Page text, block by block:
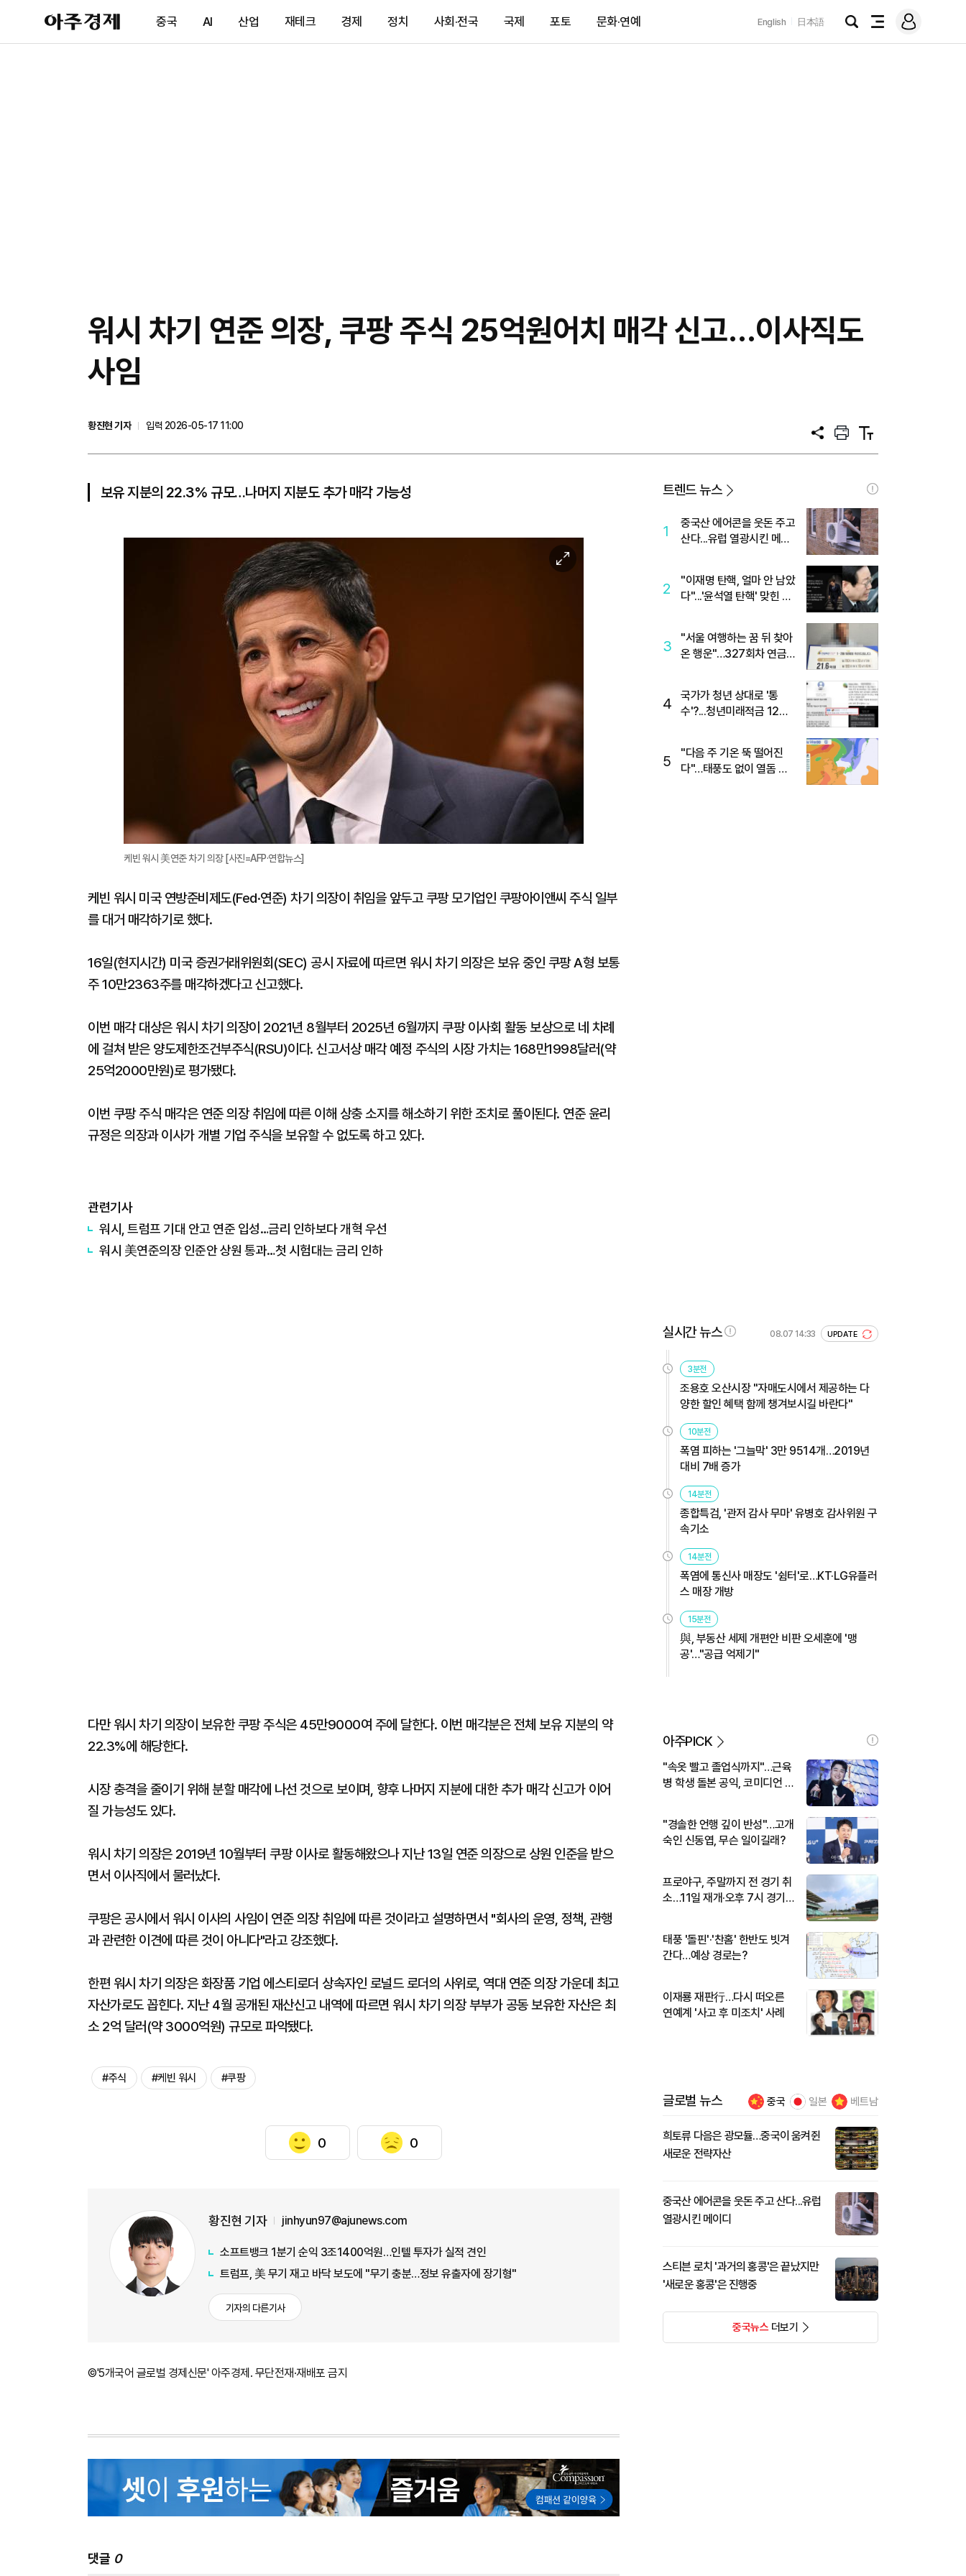
아
주
제
중국 AI 산업 재테크 경제 정치 사회·전국 국제 포토 문화·연예 English 日本語
검
전
메
그
워시 차기 연준 의장, 쿠팡 주식 25억원어치 매각 신고…이사직도
사임
황진현 기자
입력 2026-05-17 11:00
공
프
트
텍
트
보유 지분의 22.3% 규모…나머지 지분도 추가 매각 가능성
미
케빈 워시 美연준 차기 의장 [사진=AFP·연합뉴스]
케빈 워시 미국 연방준비제도(Fed·연준) 차기 의장이 취임을 앞두고 쿠팡 모기업인 쿠팡아이앤씨 주식 일부
를 대거 매각하기로 했다.
16일(현지시간) 미국 증권거래위원회(SEC) 공시 자료에 따르면 워시 차기 의장은 보유 중인 쿠팡 A형 보통
주 10만2363주를 매각하겠다고 신고했다.
이번 매각 대상은 워시 차기 의장이 2021년 8월부터 2025년 6월까지 쿠팡 이사회 활동 보상으로 네 차례
에 걸쳐 받은 양도제한조건부주식(RSU)이다. 신고서상 매각 예정 주식의 시장 가치는 168만1998달러(약
25억2000만원)로 평가됐다.
이번 쿠팡 주식 매각은 연준 의장 취임에 따른 이해 상충 소지를 해소하기 위한 조치로 풀이된다. 연준 윤리
규정은 의장과 이사가 개별 기업 주식을 보유할 수 없도록 하고 있다.
관련기사
워시, 트럼프 기대 안고 연준 입성…금리 인하보다 개혁 우선
워시 美연준의장 인준안 상원 통과…첫 시험대는 금리 인하
다만 워시 차기 의장이 보유한 쿠팡 주식은 45만9000여 주에 달한다. 이번 매각분은 전체 보유 지분의 약
22.3%에 해당한다.
시장 충격을 줄이기 위해 분할 매각에 나선 것으로 보이며, 향후 나머지 지분에 대한 추가 매각 신고가 이어
질 가능성도 있다.
워시 차기 의장은 2019년 10월부터 쿠팡 이사로 활동해왔으나 지난 13일 연준 의장으로 상원 인준을 받으
면서 이사직에서 물러났다.
쿠팡은 공시에서 워시 이사의 사임이 연준 의장 취임에 따른 것이라고 설명하면서 "회사의 운영, 정책, 관행
과 관련한 이견에 따른 것이 아니다"라고 강조했다.
한편 워시 차기 의장은 화장품 기업 에스티로더 상속자인 로널드 로더의 사위로, 역대 연준 의장 가운데 최고
자산가로도 꼽힌다. 지난 4월 공개된 재산신고 내역에 따르면 워시 차기 의장 부부가 공동 보유한 자산은 최
소 2억 달러(약 3000억원) 규모로 파악됐다.
#주식 #케빈 워시 #쿠팡
0 0
황진현 기자 jinhyun97@ajunews.com
소프트뱅크 1분기 순익 3조1400억원…인텔 투자가 실적 견인
트럼프, 美 무기 재고 바닥 보도에 "무기 충분…정보 유출자에 장기형"
기자의 다른기사
©'5개국어 글로벌 경제신문' 아주경제. 무단전재·재배포 금지
댓글 0
트렌드 뉴스
1
중국산 에어콘을 웃돈 주고
산다...유럽 열광시킨 메이
2
"이재명 탄핵, 얼마 안 남았
다"...'윤석열 탄핵' 맞힌 무
3
"서울 여행하는 꿈 뒤 찾아
온 행운"…327회차 연금
4
국가가 청년 상대로 '통
수'?...청년미래적금 12%
5
"다음 주 기온 뚝 떨어진
다"…태풍도 없이 열돔 박
실시간 뉴스 08.07 14:33 UPDATE
3분전
조용호 오산시장 "자매도시에서 제공하는 다
양한 할인 혜택 함께 챙겨보시길 바란다"
10분전
폭염 피하는 '그늘막' 3만 9514개…2019년
대비 7배 증가
14분전
종합특검, '관저 감사 무마' 유병호 감사위원 구
속기소
14분전
폭염에 통신사 매장도 '쉼터'로…KT·LG유플러
스 매장 개방
15분전
與, 부동산 세제 개편안 비판 오세훈에 '맹
공'…"공급 억제기"
아주PICK
"속옷 빨고 졸업식까지"…근육
병 학생 돌본 공익, 코미디언 김
"경솔한 언행 깊이 반성"…고개
숙인 신동엽, 무슨 일이길래?
프로야구, 주말까지 전 경기 취
소…11일 재개·오후 7시 경기
태풍 '돌핀'·'찬홈' 한반도 빗겨
간다…예상 경로는?
이재룡 재판行…다시 떠오른
연예계 '사고 후 미조치' 사례
글로벌 뉴스 중국 일본 베트남
희토류 다음은 광모듈…중국이 움켜쥔
새로운 전략자산
중국산 에어콘을 웃돈 주고 산다...유럽
열광시킨 메이디
스티븐 로치 '과거의 홍콩'은 끝났지만
'새로운 홍콩'은 진행중
중국뉴스더보기